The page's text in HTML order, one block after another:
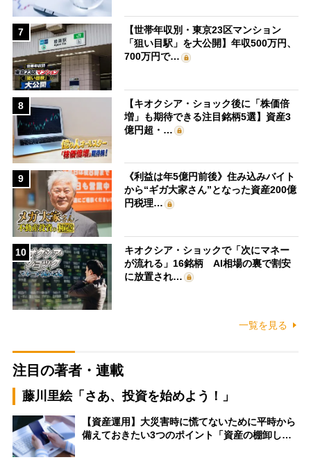
7
【世帯年収別・東京23区マンション
「狙い目駅」を大公開】年収500万円、
700万円で…
8
【キオクシア・ショック後に「株価倍
増」も期待できる注目銘柄5選】資産3
億円超・…
9
《利益は年5億円前後》住み込みバイト
から“ギガ大家さん”となった資産200億
円税理…
10
キオクシア・ショックで「次にマネー
が流れる」16銘柄 AI相場の裏で割安
に放置され…
一覧を見る
注目の著者・連載
藤川里絵「さあ、投資を始めよう！」
【資産運用】大災害時に慌てないために平時から
備えておきたい3つのポイント「資産の棚卸し…